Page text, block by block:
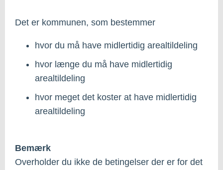
Det er kommunen, som bestemmer
hvor du må have midlertidig arealtildeling
hvor længe du må have midlertidig
arealtildeling
hvor meget det koster at have midlertidig
arealtildeling
Bemærk
Overholder du ikke de betingelser der er for det